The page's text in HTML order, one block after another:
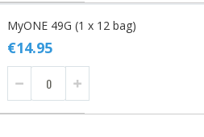
MyONE 49G (1 x 12 bag)
€14.95